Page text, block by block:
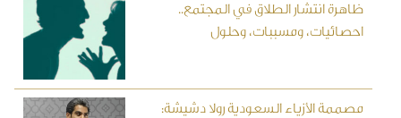
ظاهرة انتشار الطلاق في المجتمع..
احصائيات، ومسببات، وحلول
مصممة الأزياء السعودية رولا دشيشة: